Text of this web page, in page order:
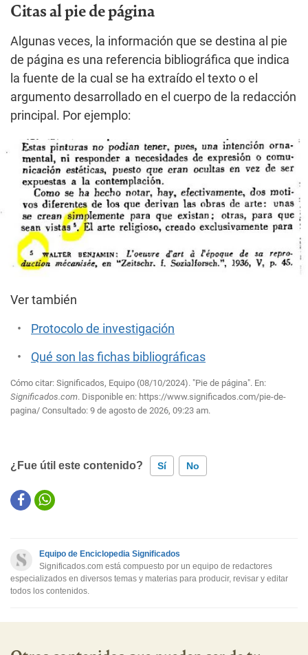
Citas al pie de página
Algunas veces, la información que se destina al pie
de página es una referencia bibliográfica que indica
la fuente de la cual se ha extraído el texto o el
argumento desarrollado en el cuerpo de la redacción
principal. Por ejemplo:
Ver también
Protocolo de investigación
Qué son las fichas bibliográficas
Cómo citar: Significados, Equipo (08/10/2024). "Pie de página". En:
Significados.com. Disponible en: https://www.significados.com/pie-de-
pagina/ Consultado: 9 de agosto de 2026, 09:23 am.
¿Fue útil este contenido? Sí No
Este contenido contiene información incorrecta
Otro
Equipo de Enciclopedia Significados
Significados.com está compuesto por un equipo de redactores
especializados en diversos temas y materias para producir, revisar y editar
todos los contenidos.